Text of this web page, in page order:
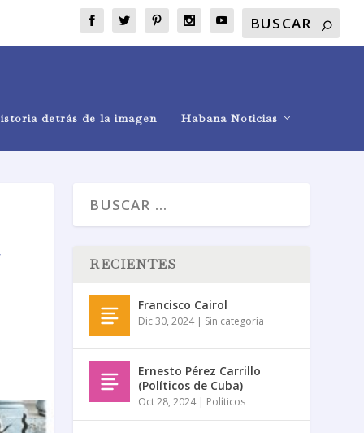
detrás de la imagen Habana Noticias
RECIENTES
Francisco Cairol
Dic 30, 2024| Sin categoría
Ernesto Pérez Carrillo
(Políticos de Cuba)
Oct 28, 2024| Políticos